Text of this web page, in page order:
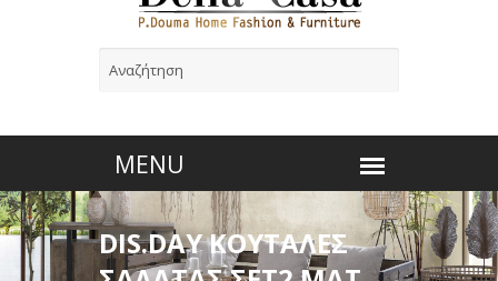
DIS.DAY ΚΟΥΤΑΛΕΣ